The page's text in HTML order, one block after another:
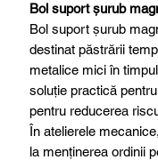
Bol suport șurub
Bol suport șurub
destinat păstrării
metalice mici în
soluție practică
pentru reducerea
În atelierele
la menținerea ordinii